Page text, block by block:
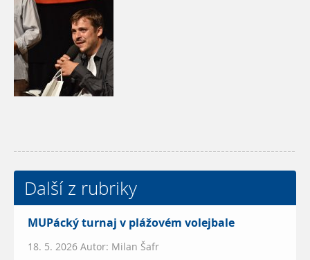
Další z rubriky
MUPácký turnaj v plážovém volejbale
18. 5. 2026 Autor: Milan Šafr